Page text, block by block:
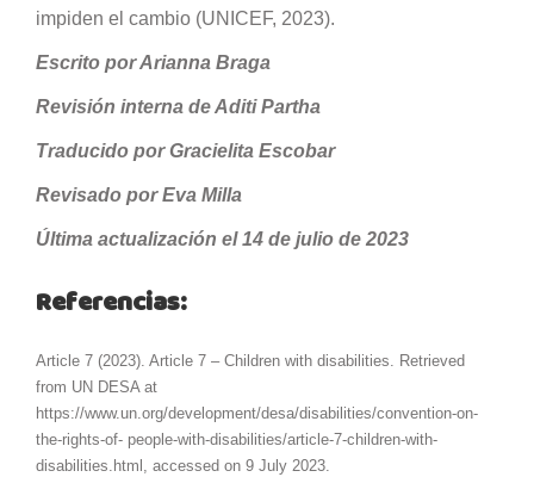
impiden el cambio (UNICEF, 2023).
Escrito por Arianna Braga
Revisión interna de Aditi Partha
Traducido por Gracielita Escobar
Revisado por Eva Milla
Última actualización el 14 de julio de 2023
Referencias:
Article 7 (2023). Article 7 – Children with disabilities. Retrieved
from UN DESA at
https://www.un.org/development/desa/disabilities/convention-on-
the-rights-of- people-with-disabilities/article-7-children-with-
disabilities.html, accessed on 9 July 2023.